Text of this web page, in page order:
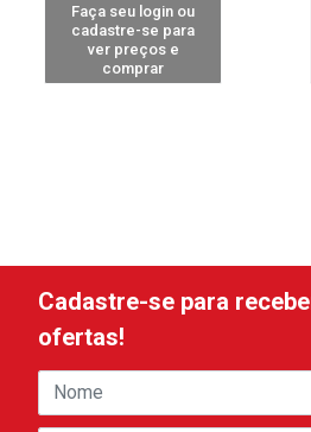
Faça seu login ou
cadastre-se para
ver preços e
comprar
Cadastre-se para
ofertas!